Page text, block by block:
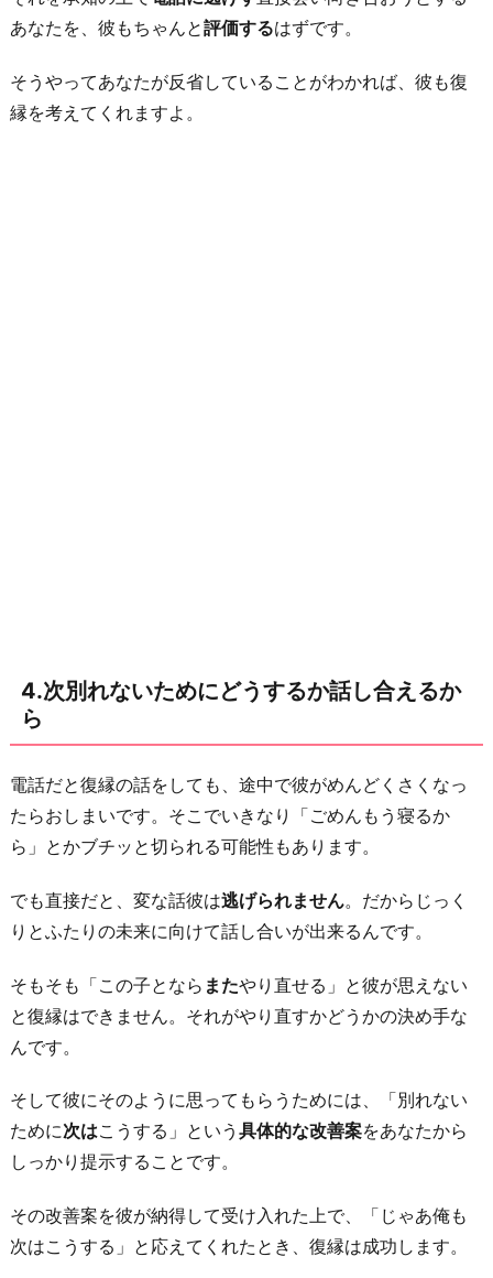
み
な」
と
直
り
づ
ら
い
ら
お
り
に
あなたを、彼もちゃんと評価するはずです。
そうやってあなたが反省していることがわかれば、彼も復
縁を考えてくれますよ。
4.次別れないためにどうするか話し合えるか
ら
電話だと復縁の話をしても、途中で彼がめんどくさくなっ
たらおしまいです。そこでいきなり「ごめんもう寝るか
ら」とかブチッと切られる可能性もあります。
でも直接だと、変な話彼は逃げられません。だからじっく
りとふたりの未来に向けて話し合いが出来るんです。
そもそも「この子となら またやり直せる」と彼が思えない
と復縁はできません。それがやり直すかどうかの決め手な
んです。
そして彼にそのように思ってもらうためには、「別れない
ために次はこうする」という 具体的な改善案をあなたから
しっかり提示することです。
その改善案を彼が納得して受け入れた上で、「じゃあ俺も
次はこうする」と応えてくれたとき、復縁は成功します。